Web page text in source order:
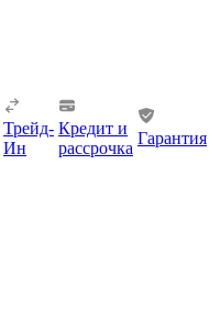
Трейд-
Ин
Кредит и
рассрочка
Гарантия